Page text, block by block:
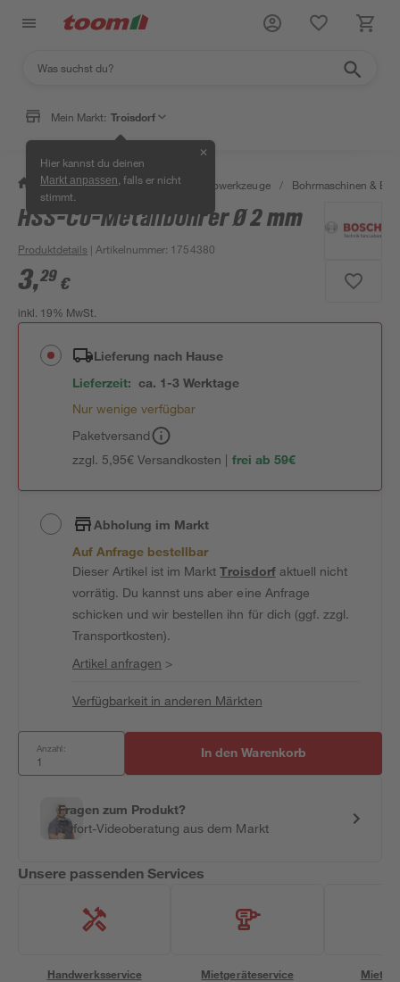
Mein Markt: Troisdorf
Hier kannst du deinen
Markt anpassen , falls er nicht
stimmt.
✕
/ Werkstatt & Maschinen / Elektrowerkzeuge / Bohrmaschinen &
HSS-Co-Metallbohrer Ø 2 mm
Produktdetails | Artikelnummer: 1754380
3,29 €
inkl. 19% MwSt.
Lieferung nach Hause
Lieferzeit: ca. 1-3 Werktage
Nur wenige verfügbar
Paketversand
zzgl. 5,95€ Versandkosten | frei ab 59€
Abholung im Markt
Auf Anfrage bestellbar
Dieser Artikel ist im MarktTroisdorfaktuell nicht
vorrätig. Du kannst uns aber eine Anfrage
schicken und wir bestellen ihn für dich (ggf. zzgl.
Transportkosten).
Artikel anfragen >
Verfügbarkeit in anderen Märkten
Anzahl: In den Warenkorb
Fragen zum Produkt?
Sofort-Videoberatung aus dem Markt
Unsere passenden Services
Handwerksservice Mietgeräteservice